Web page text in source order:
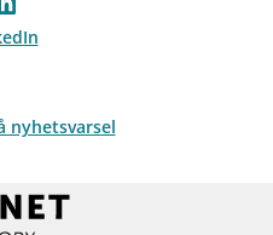
nyhetsvarsel